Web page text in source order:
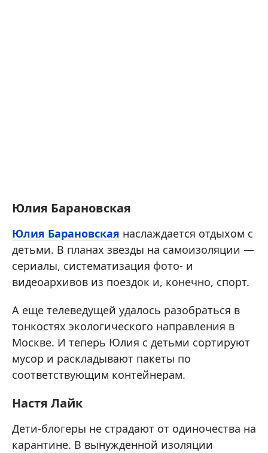
Юлия Барановская
Юлия Барановская наслаждается отдыхом с
детьми. В планах звезды на самоизоляции —
сериалы, систематизация фото- и
видеоархивов из поездок и, конечно, спорт.
А еще телеведущей удалось разобраться в
тонкостях экологического направления в
Москве. И теперь Юлия с детьми сортируют
мусор и раскладывают пакеты по
соответствующим контейнерам.
Настя Лайк
Дети-блогеры не страдают от одиночества на
карантине. В вынужденной изоляции